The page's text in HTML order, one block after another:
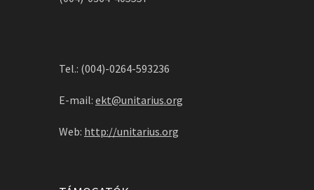
Tel.: (004)-0264-593236
E-mail: ekt@unitarius.org
Web: http://unitarius.org